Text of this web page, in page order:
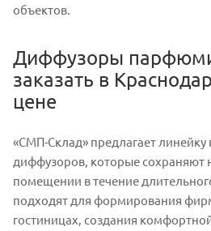
объектов.
Диффузоры
заказать в
цене
«СМП-Склад» предлагает
диффузоров, которые
помещении в течение
подходят для формирования
гостиницах, создания